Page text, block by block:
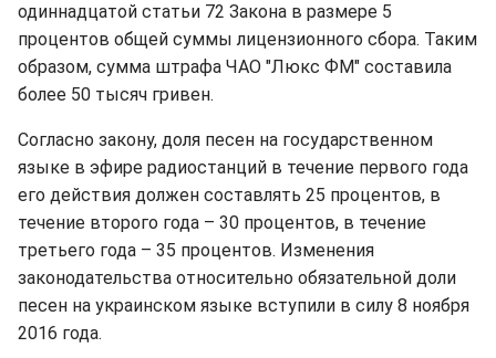
одиннадцатой статьи 72 Закона в размере 5
процентов общей суммы лицензионного сбора. Таким
образом, сумма штрафа ЧАО "Люкс ФМ" составила
более 50 тысяч гривен.
Согласно закону, доля песен на государственном
языке в эфире радиостанций в течение первого года
его действия должен составлять 25 процентов, в
течение второго года – 30 процентов, в течение
третьего года – 35 процентов. Изменения
законодательства относительно обязательной доли
песен на украинском языке вступили в силу 8 ноября
2016 года.